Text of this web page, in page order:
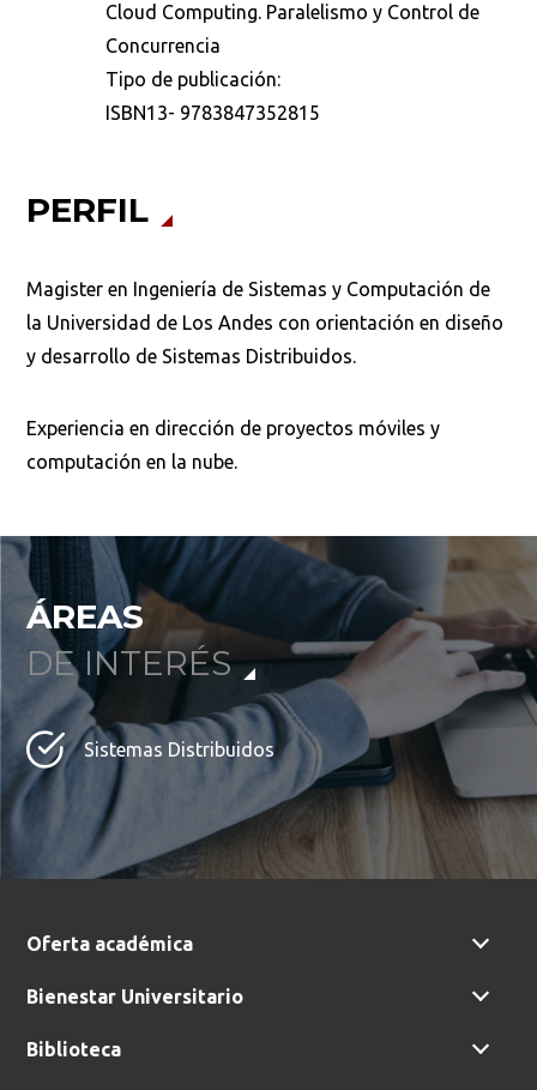
Cloud Computing. Paralelismo y Control de
Concurrencia
Tipo de publicación:
ISBN13- 9783847352815
PERFIL
Magister en Ingeniería de Sistemas y Computación de
la Universidad de Los Andes con orientación en diseño
y desarrollo de Sistemas Distribuidos.
Experiencia en dirección de proyectos móviles y
computación en la nube.
ÁREAS
DE INTERÉS
Sistemas Distribuidos
Busca en la escuela
Buscar en: *
Oferta académica
Bienestar Universitario
Biblioteca